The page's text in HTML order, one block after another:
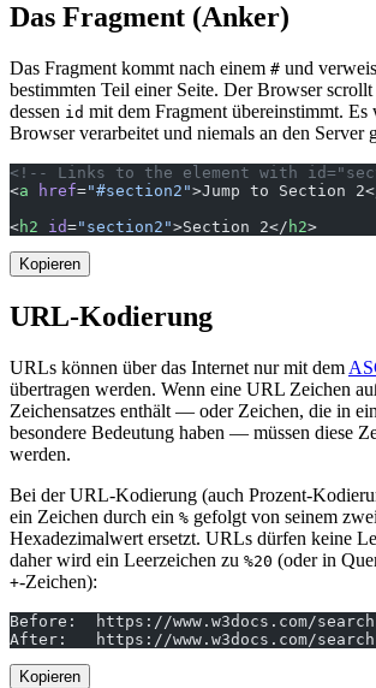
Das Fragment (Anker)
Das Fragment kommt nach einem # und
bestimmten Teil einer Seite. Der Browser
dessen id mit dem Fragment übereinstimmt.
Browser verarbeitet und niemals an den Server
<!-- Links to the element with
<a href="#section2">Jump to Section
<h2 id="section2">Section 2</ h2>
Kopieren
URL-Kodierung
URLs können über das Internet nur mit dem
übertragen werden. Wenn eine URL Zeichen
Zeichensatzes enthält — oder Zeichen, die in
besondere Bedeutung haben — müssen diese
werden.
Bei der URL-Kodierung (auch Prozent-
ein Zeichen durch ein % gefolgt von seinem
Hexadezimalwert ersetzt. URLs dürfen keine
daher wird ein Leerzeichen zu %20 (oder in
+-Zeichen):
Before:  https://www.w3docs.com/
After:   https://www.w3docs.com/
Kopieren